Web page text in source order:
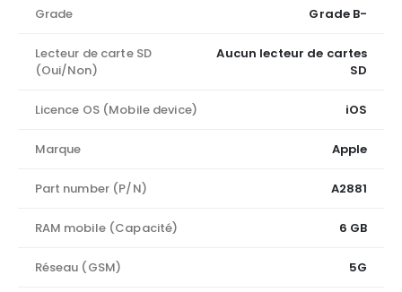
Grade Grade B-
Lecteur de carte SD
(Oui/Non)
Aucun lecteur de cartes
SD
Licence OS (Mobile device) iOS
Marque Apple
Part number (P/N) A2881
RAM mobile (Capacité) 6 GB
Réseau (GSM) 5G